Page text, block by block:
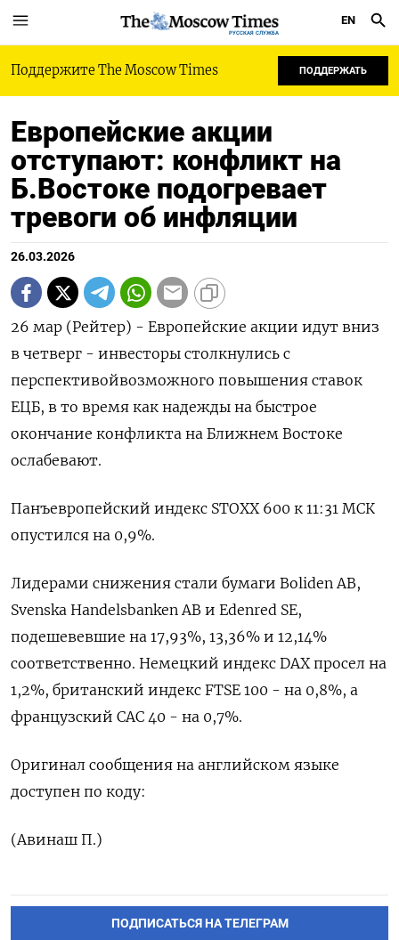
РУССКАЯ СЛУЖБА
EN
Поддержите The Moscow Times ПОДДЕРЖАТЬ
Европейские акции
отступают: конфликт на
Б.Востоке подогревает
тревоги об инфляции
26.03.2026
26 мар (Рейтер) - Европейские акции идут вниз
в ‌четверг - инвесторы столкнулись с
перспективойвозможного повышения ставок ​
ЕЦБ, ​в то ​время как ⁠надежды ‌на быстрое
‌окончание конфликта на Ближнем Востоке
ослабевают.
Панъевропейский ​индекс STOXX ‌600 к ​11:31 МСК
опустился на ‌0,9%.
Лидерами снижения стали бумаги Boliden AB,
Svenska Handelsbanken ​AB ​и ‌Edenred SE,
подешевевшие на ​17,93%, 13,36% и 12,14%
соответственно. Немецкий индекс DAX просел на
1,2%, британский индекс FTSE ​100 - ⁠на 0,8%, а
французский CAC ‌40 - на 0,7%.
Оригинал ‌сообщения на английском ​языке
доступен по ‌коду:
(Авинаш П.)
ПОДПИСАТЬСЯ НА ТЕЛЕГРАМ